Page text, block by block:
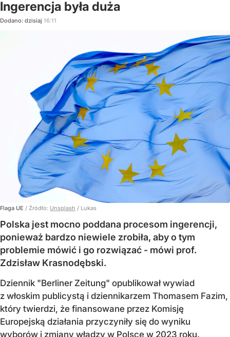
Ingerencja była duża
Dodano: dzisiaj 16:11
Flaga UE / Źródło: Unsplash / Lukas
Polska jest mocno poddana procesom ingerencji,
ponieważ bardzo niewiele zrobiła, aby o tym
problemie mówić i go rozwiązać - mówi prof.
Zdzisław Krasnodębski.
Dziennik "Berliner Zeitung" opublikował wywiad
z włoskim publicystą i dziennikarzem Thomasem Fazim,
który twierdzi, że finansowane przez Komisję
Europejską działania przyczyniły się do wyniku
wyborów i zmiany władzy w Polsce w 2023 roku.